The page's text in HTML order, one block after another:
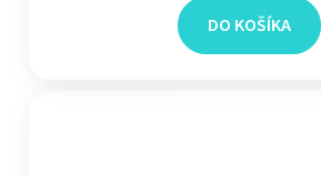
DO KOŠÍKA